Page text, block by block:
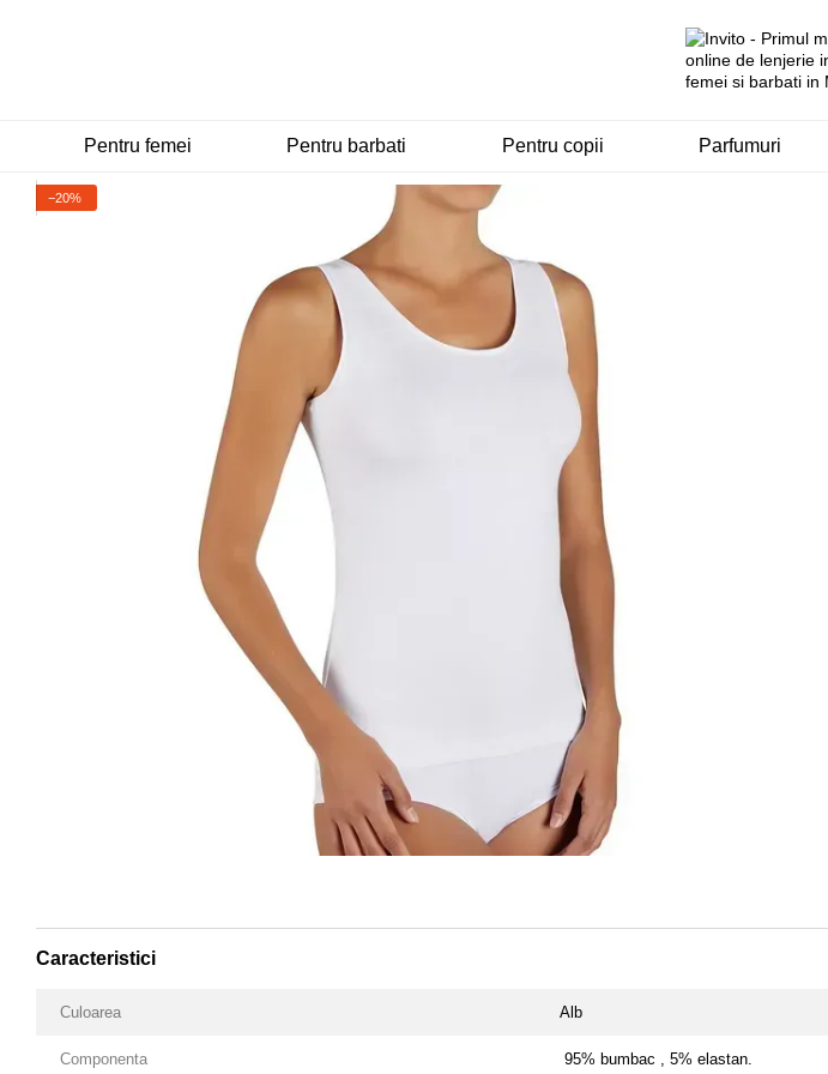
Pentru femei Pentru barbati Pentru copii Parfumuri
−20%
Caracteristici
Culoarea Alb
Componenta 95% bumbac , 5% elastan.